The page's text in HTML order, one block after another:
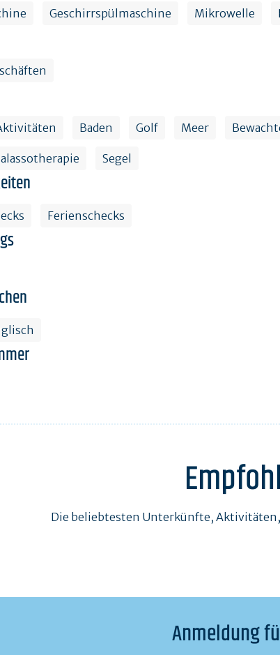
Geschirrspülmaschine Mikrowelle
Baden Golf Meer
Segel
Ferienschecks
Die beliebtesten Unterkünfte,
Anmeldung